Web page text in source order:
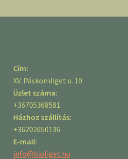
Cím:
XV. Páskomliget u. 10.
Üzlet száma:
+36705368581
Házhoz szállítás:
+36202650136
E-mail:
info@bioliget.hu